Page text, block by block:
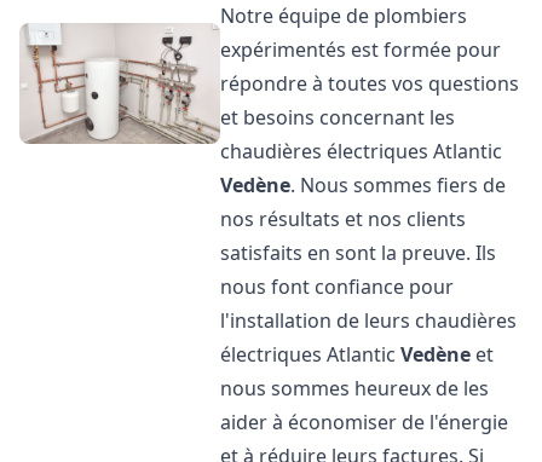
Notre équipe de plombiers
expérimentés est formée pour
répondre à toutes vos questions
et besoins concernant les
chaudières électriques Atlantic
Vedène. Nous sommes fiers de
nos résultats et nos clients
satisfaits en sont la preuve. Ils
nous font confiance pour
l'installation de leurs chaudières
électriques AtlanticVedène et
nous sommes heureux de les
aider à économiser de l'énergie
et à réduire leurs factures. Si